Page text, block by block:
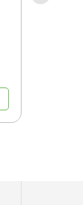
Aplankas